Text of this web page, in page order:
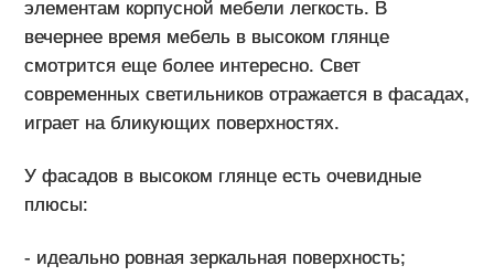
элементам корпусной мебели легкость. В
вечернее время мебель в высоком глянце
смотрится еще более интересно. Свет
современных светильников отражается в фасадах,
играет на бликующих поверхностях.
У фасадов в высоком глянце есть очевидные
плюсы:
- идеально ровная зеркальная поверхность;